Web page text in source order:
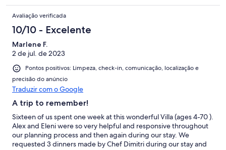
tell you about it. As someone else has said, spend as long as you
can afford. It will do your soul such good! We are going back.....
Avaliação verificada
10/10 - Excelente
Marlene F.
2 de jul. de 2023
Pontos positivos: Limpeza, check-in, comunicação, localização e
precisão do anúncio
Traduzir com o Google
A trip to remember!
Sixteen of us spent one week at this wonderful Villa (ages 4-70 ).
Alex and Eleni were so very helpful and responsive throughout
our planning process and then again during our stay. We
requested 3 dinners made by Chef Dimitri during our stay and